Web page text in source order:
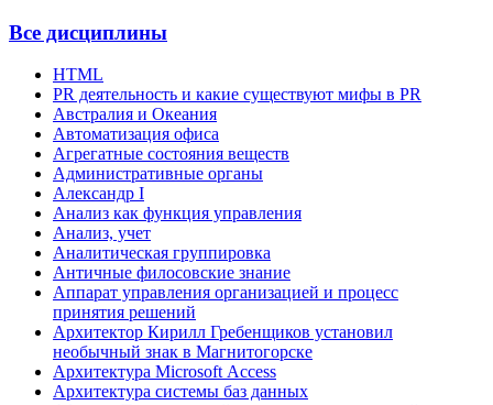
Все дисциплины
HTML
PR деятельность и какие существуют мифы в PR
Австралия и Океания
Автоматизация офиса
Агрегатные состояния веществ
Административные органы
Александр I
Анализ как функция управления
Анализ, учет
Аналитическая группировка
Античные филосовские знание
Аппарат управления организацией и процесс
принятия решений
Архитектор Кирилл Гребенщиков установил
необычный знак в Магнитогорске
Архитектура Microsoft Access
Архитектура системы баз данных